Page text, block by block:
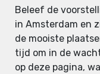
Beleef de
in Amsterdam en
de mooiste
tijd om in de
op deze pagina,